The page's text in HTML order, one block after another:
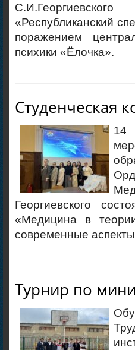
«Республиканский
поражением
психики «Ёлочка».
Студенческая
14
Георгиевского
«Медицина в
современные
Турнир по